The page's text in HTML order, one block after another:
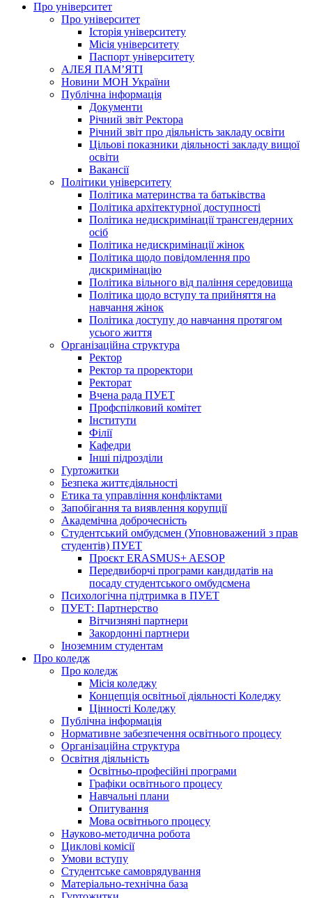
Про університет
Про університет
Історія університету
Місія університету
Паспорт університету
АЛЕЯ ПАМ’ЯТІ
Новини МОН України
Публічна інформація
Документи
Річний звіт Ректора
Річний звіт про діяльність закладу освіти
Цільові показники діяльності закладу вищої
освіти
Вакансії
Політики університету
Політика материнства та батьківства
Політика архітектурної доступності
Політика недискримінації трансгендерних
осіб
Політика недискримінації жінок
Політика щодо повідомлення про
дискримінацію
Політика вільного від паління середовища
Політика щодо вступу та прийняття на
навчання жінок
Політика доступу до навчання протягом
усього життя
Організаційна структура
Ректор
Ректор та проректори
Ректорат
Вчена рада ПУЕТ
Профспілковий комітет
Інститути
Філії
Кафедри
Інші підрозділи
Гуртожитки
Безпека життєдіяльності
Етика та управління конфліктами
Запобігання та виявлення корупції
Академічна доброчесність
Студентський омбудсмен (Уповноважений з прав
студентів) ПУЕТ
Проєкт ERASMUS+ AESOP
Передвиборчі програми кандидатів на
посаду студентського омбудсмена
Психологічна підтримка в ПУЕТ
ПУЕТ: Партнерство
Вітчизняні партнери
Закордонні партнери
Іноземним студентам
Про коледж
Про коледж
Місія коледжу
Концепція освітньої діяльності Коледжу
Цінності Коледжу
Публічна інформація
Нормативне забезпечення освітнього процесу
Організаційна структура
Освітня діяльність
Освітньо-професійні програми
Графіки освітнього процесу
Навчальні плани
Опитування
Мова освітнього процесу
Науково-методична робота
Циклові комісії
Умови вступу
Студентське самоврядування
Матеріально-технічна база